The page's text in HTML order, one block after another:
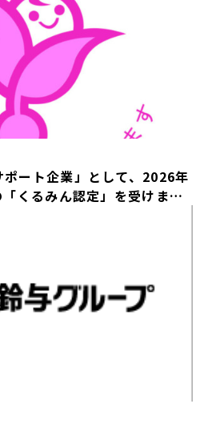
ート企業」として、2026年
くるみん認定」を受けまし